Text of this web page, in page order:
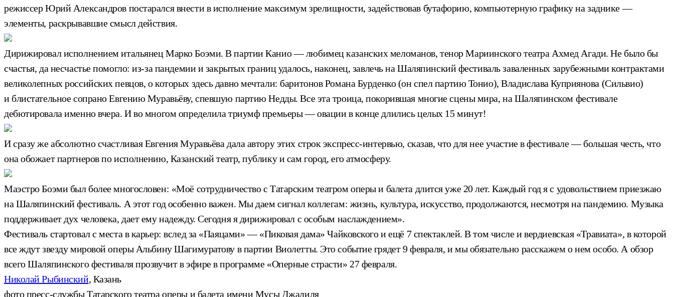
режиссер Юрий Александров постарался внести в исполнение максимум зрелищности, задействовав бутафорию, компьютерную графику на заднике —
элементы, раскрывавшие смысл действия.
Дирижировал исполнением итальянец Марко Боэми. В партии Канио — любимец казанских меломанов, тенор Мариинского театра Ахмед Агади. Не было бы
счастья, да несчастье помогло: из-за пандемии и закрытых границ удалось, наконец, завлечь на Шаляпинский фестиваль заваленных зарубежными контрактами
великолепных российских певцов, о которых здесь давно мечтали: баритонов Романа Бурденко (он спел партию Тонио), Владислава Куприянова (Сильвио)
и блистательное сопрано Евгению Муравьёву, спевшую партию Недды. Все эта троица, покорившая многие сцены мира, на Шаляпинском фестивале
дебютировала именно вчера. И во многом определила триумф премьеры — овации в конце длились целых 15 минут!
И сразу же абсолютно счастливая Евгения Муравьёва дала автору этих строк экспресс-интервью, сказав, что для нее участие в фестивале — большая честь, что
она обожает партнеров по исполнению, Казанский театр, публику и сам город, его атмосферу.
Маэстро Боэми был более многословен: «Моё сотрудничество с Татарским театром оперы и балета длится уже 20 лет. Каждый год я с удовольствием приезжаю
на Шаляпинский фестиваль. А этот год особенно важен. Мы даем сигнал коллегам: жизнь, культура, искусство, продолжаются, несмотря на пандемию. Музыка
поддерживает дух человека, дает ему надежду. Сегодня я дирижировал с особым наслаждением».
Фестиваль стартовал с места в карьер: вслед за «Паяцами» — «Пиковая дама» Чайковского и ещё 7 спектаклей. В том числе и вердиевская «Травиата», в которой
все ждут звезду мировой оперы Альбину Шагимуратову в партии Виолетты. Это событие грядет 9 февраля, и мы обязательно расскажем о нем особо. А обзор
всего Шаляпинского фестиваля прозвучит в эфире в программе «Оперные страсти» 27 февраля.
Николай Рыбинский, Казань
фото пресс-службы Татарского театра оперы и балета имени Мусы Джалиля